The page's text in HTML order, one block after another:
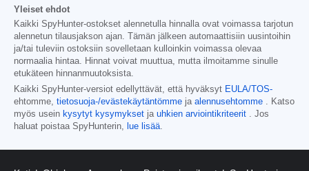
Yleiset ehdot
Kaikki SpyHunter-ostokset alennetulla hinnalla ovat voimassa tarjotun
alennetun tilausjakson ajan. Tämän jälkeen automaattisiin uusintoihin
ja/tai tuleviin ostoksiin sovelletaan kulloinkin voimassa olevaa
normaalia hintaa. Hinnat voivat muuttua, mutta ilmoitamme sinulle
etukäteen hinnanmuutoksista.
Kaikki SpyHunter-versiot edellyttävät, että hyväksyt EULA/TOS-
ehtomme, tietosuoja-/evästekäytäntömme ja alennusehtomme . Katso
myös usein kysytyt kysymykset ja uhkien arviointikriteerit . Jos
haluat poistaa SpyHunterin, lue lisää.